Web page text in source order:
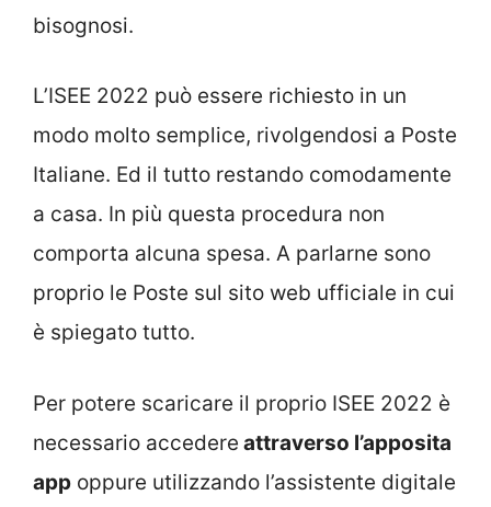
bisognosi.
L’ISEE 2022 può essere richiesto in un
modo molto semplice, rivolgendosi a Poste
Italiane. Ed il tutto restando comodamente
a casa. In più questa procedura non
comporta alcuna spesa. A parlarne sono
proprio le Poste sul sito web ufficiale in cui
è spiegato tutto.
Per potere scaricare il proprio ISEE 2022 è
necessario accedere attraverso l’apposita
app oppure utilizzando l’assistente digitale